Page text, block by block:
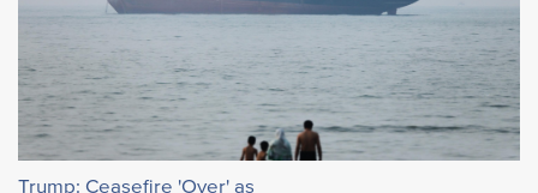
Trump: Ceasefire 'Over' as